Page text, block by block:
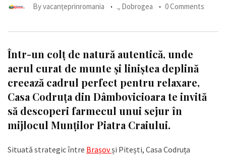
Byvacanțeprinromania ., Dobrogea 0 Comments
Într-un colț de natură autentică, unde
aerul curat de munte și liniștea deplină
creează cadrul perfect pentru relaxare,
Casa Codruța din Dâmbovicioara te invită
să descoperi farmecul unui sejur în
mijlocul Munților Piatra Craiului.
Situată strategic între Brașovși Pitești, Casa Codruța